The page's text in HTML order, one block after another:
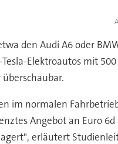
den Audi A6 oder
Elektroautos mit 500
im normalen
Angebot an Euro 6d
erläutert